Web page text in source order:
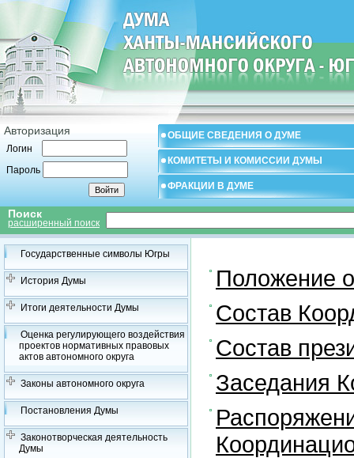
Авторизация
Логин
Пароль
ОБЩИЕ СВЕДЕНИЯ О ДУМЕ
КОМИТЕТЫ И КОМИССИИ ДУМЫ
ФРАКЦИИ В ДУМЕ
Поиск
расширенный поиск
Государственные символы Югры
История Думы
Итоги деятельности Думы
Оценка регулирующего воздействия
проектов нормативных правовых
актов автономного округа
Законы автономного округа
Постановления Думы
Законотворческая деятельность
Думы
Положение
Состав
Состав
Заседания